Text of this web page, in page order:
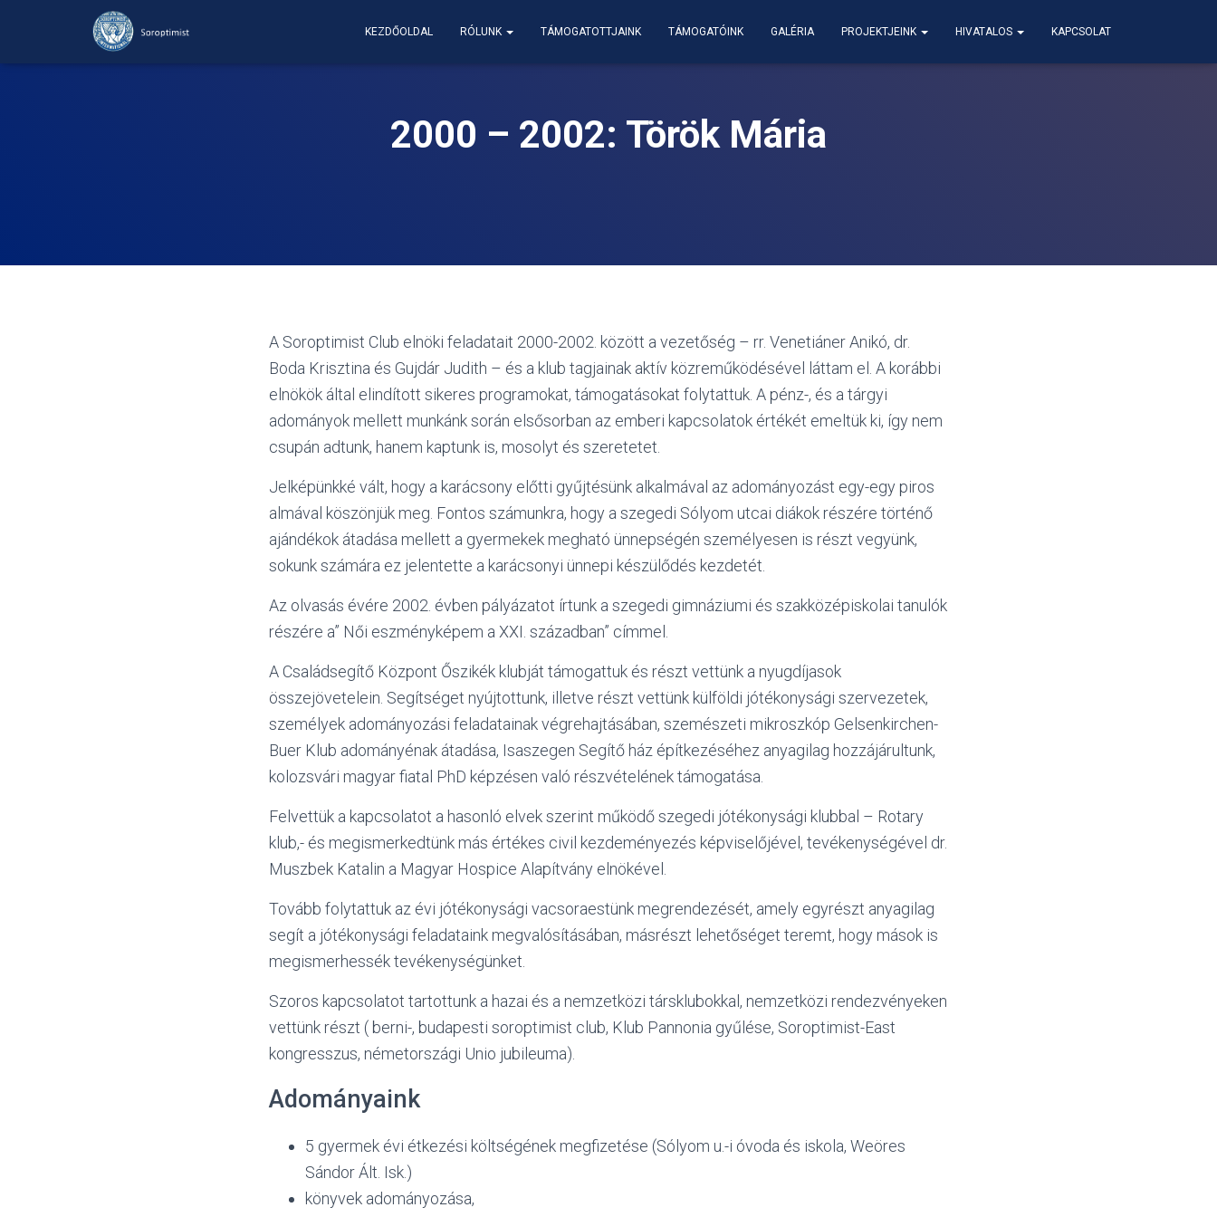
KEZDŐOLDAL RÓLUNK TÁMOGATOTTJAINK TÁMOGATÓINK GALÉRIA PROJEKTJEINK HIVATALOS KAPCSOLAT
2000 – 2002: Török Mária
A Soroptimist Club elnöki feladatait 2000-2002. között a vezetőség – rr. Venetiáner Anikó, dr.
Boda Krisztina és Gujdár Judith – és a klub tagjainak aktív közreműködésével láttam el. A korábbi
elnökök által elindított sikeres programokat, támogatásokat folytattuk. A pénz-, és a tárgyi
adományok mellett munkánk során elsősorban az emberi kapcsolatok értékét emeltük ki, így nem
csupán adtunk, hanem kaptunk is, mosolyt és szeretetet.
Jelképünkké vált, hogy a karácsony előtti gyűjtésünk alkalmával az adományozást egy-egy piros
almával köszönjük meg. Fontos számunkra, hogy a szegedi Sólyom utcai diákok részére történő
ajándékok átadása mellett a gyermekek megható ünnepségén személyesen is részt vegyünk,
sokunk számára ez jelentette a karácsonyi ünnepi készülődés kezdetét.
Az olvasás évére 2002. évben pályázatot írtunk a szegedi gimnáziumi és szakközépiskolai tanulók
részére a” Női eszményképem a XXI. században” címmel.
A Családsegítő Központ Őszikék klubját támogattuk és részt vettünk a nyugdíjasok
összejövetelein. Segítséget nyújtottunk, illetve részt vettünk külföldi jótékonysági szervezetek,
személyek adományozási feladatainak végrehajtásában, szemészeti mikroszkóp Gelsenkirchen-
Buer Klub adományénak átadása, Isaszegen Segítő ház építkezéséhez anyagilag hozzájárultunk,
kolozsvári magyar fiatal PhD képzésen való részvételének támogatása.
Felvettük a kapcsolatot a hasonló elvek szerint működő szegedi jótékonysági klubbal – Rotary
klub,- és megismerkedtünk más értékes civil kezdeményezés képviselőjével, tevékenységével dr.
Muszbek Katalin a Magyar Hospice Alapítvány elnökével.
Tovább folytattuk az évi jótékonysági vacsoraestünk megrendezését, amely egyrészt anyagilag
segít a jótékonysági feladataink megvalósításában, másrészt lehetőséget teremt, hogy mások is
megismerhessék tevékenységünket.
Szoros kapcsolatot tartottunk a hazai és a nemzetközi társklubokkal, nemzetközi rendezvényeken
vettünk részt ( berni-, budapesti soroptimist club, Klub Pannonia gyűlése, Soroptimist-East
kongresszus, németországi Unio jubileuma).
Adományaink
5 gyermek évi étkezési költségének megfizetése (Sólyom u.-i óvoda és iskola, Weöres
Sándor Ált. Isk.)
könyvek adományozása,